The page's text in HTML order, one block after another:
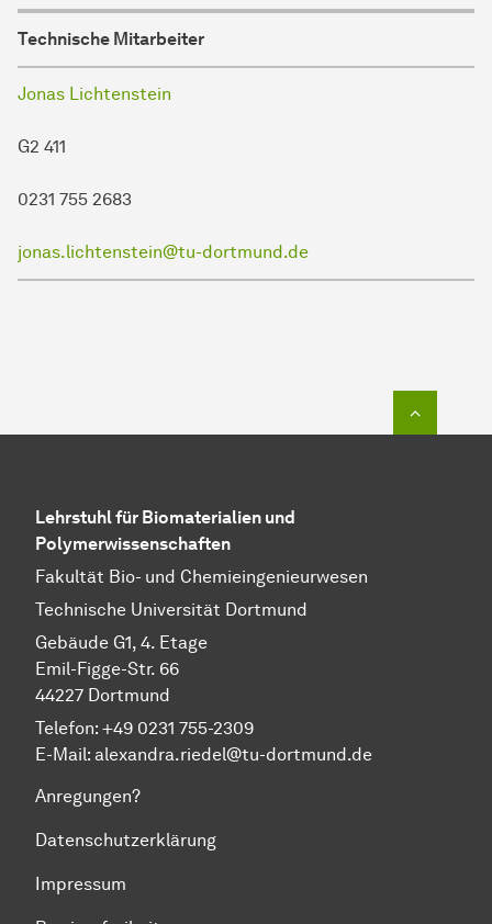
Technische Mitarbeiter
Jonas Lichtenstein
G2 411
0231 755 2683
jonas.lichtenstein@tu-dortmund.de
Lehrstuhl für Biomaterialien und
Polymerwissenschaften
Fakultät Bio- und Chemieingenieurwesen
Technische Universität Dortmund
Gebäude G1, 4. Etage
Emil-Figge-Str. 66
44227 Dortmund
Telefon: +49 0231 755-2309
E-Mail: alexandra.riedel@tu-dortmund.de
Anregungen?
Datenschutzerklärung
Impressum